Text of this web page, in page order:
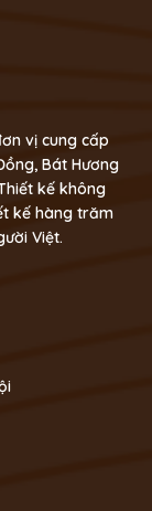
vị cung cấp
Bát Hương
kế không
kế hàng trăm
Việt.